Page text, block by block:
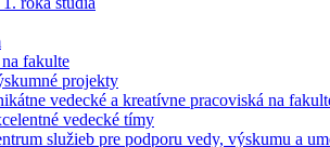
fakulte
projekty
vedecké a kreatívne pracoviská na
vedecké tímy
služieb pre podporu vedy, výskumu a